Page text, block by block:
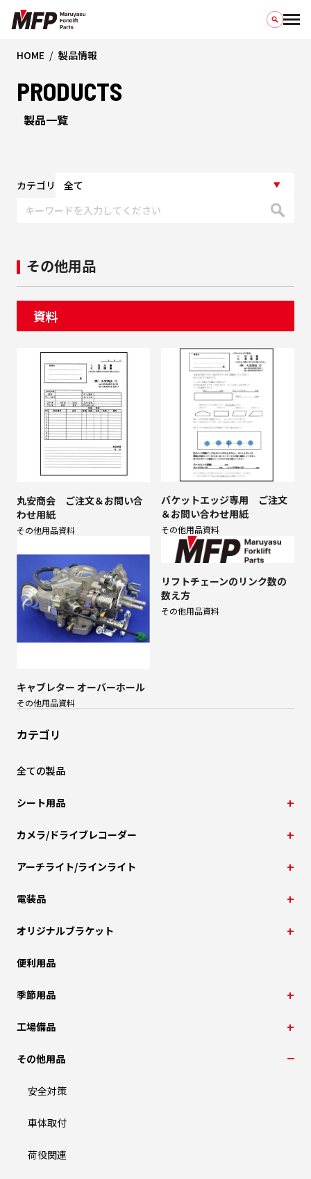
HOME 製品情報
PRODUCTS
製品一覧
カテゴリ
カテゴリ
全ての製品
シート用品
カメラ/ドライブレコーダー
アーチライト/ラインライト
電装品
オリジナルブラケット
便利用品
季節用品
工場備品
その他用品
安全対策
車体取付
荷役関連
その他用品
資料
丸安商会 ご注文＆お問い合
わせ用紙
その他用品資料
バケットエッジ専用 ご注文
＆お問い合わせ用紙
その他用品資料
キャブレター オーバーホール
その他用品資料
リフトチェーンのリンク数の
数え方
その他用品資料